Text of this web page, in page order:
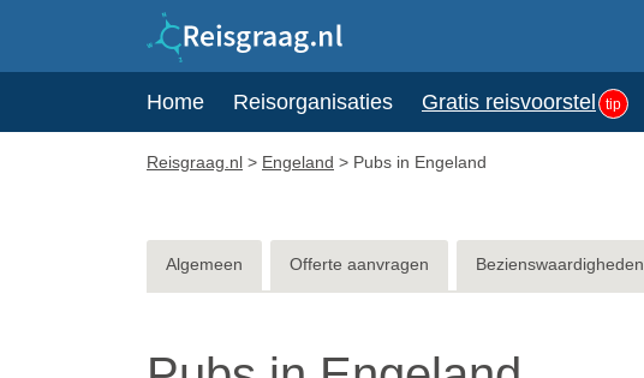
Home Reisorganisaties Gratis reisvoorstel tip
Reisgraag.nl > Engeland > Pubs in Engeland
Algemeen Offerte aanvragen Bezienswaardigheden